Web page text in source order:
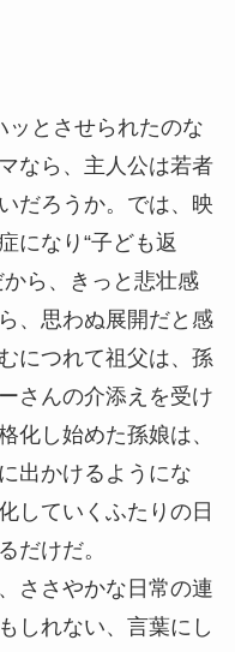
とさせられたのな
なら、主人公は若者
だろうか。では、映
になり“子ども返
から、きっと悲壮感
、思わぬ展開だと感
につれて祖父は、孫
さんの介添えを受け
化し始めた孫娘は、
出かけるようにな
していくふたりの日
だけだ。
ささやかな日常の連
しれない、言葉にし